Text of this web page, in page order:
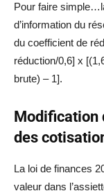
Pour faire
d’information du
du coefficient de
réduction/0,6] x
brute) – 1].
Modification
des
La loi de finances
valeur dans